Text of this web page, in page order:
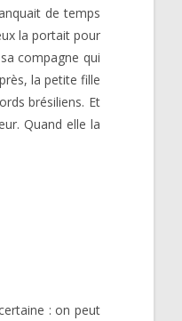
de temps
la portait pour
compagne qui
la petite fille
brésiliens. Et
Quand elle la
: on peut